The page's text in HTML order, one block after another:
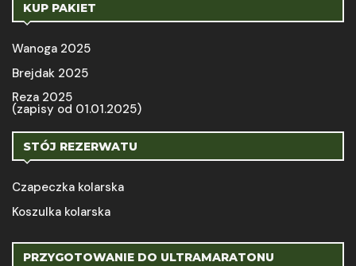
KUP PAKIET
Wanoga 2025
Brejdak 2025
Reza 2025
(zapisy od 01.01.2025)
STÓJ REZERWATU
Czapeczka kolarska
Koszulka kolarska
PRZYGOTOWANIE DO ULTRAMARATONU